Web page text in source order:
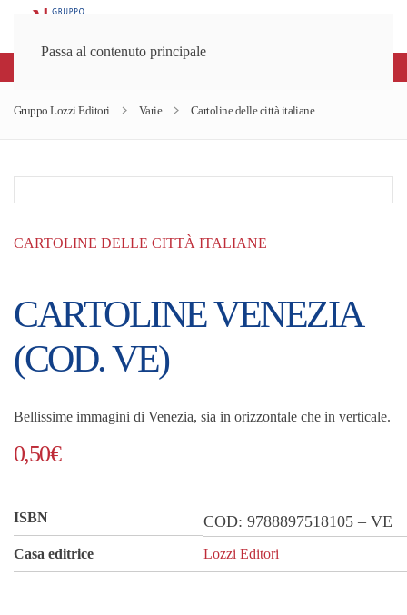
Passa al contenuto principale
Gruppo Lozzi Editori Varie Cartoline delle città italiane
CARTOLINE DELLE CITTÀ ITALIANE
CARTOLINE VENEZIA
(COD. VE)
Bellissime immagini di Venezia, sia in orizzontale che in verticale.
0,50€
ISBN COD: 9788897518105 – VE
Casa editrice Lozzi Editori